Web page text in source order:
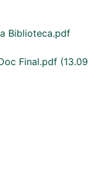
Biblioteca.pdf
Final.pdf (13.09